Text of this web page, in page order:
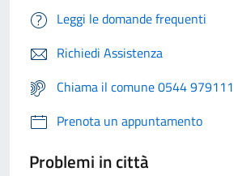
Leggi le domande frequenti
Richiedi Assistenza
Chiama il comune 0544 979111
Prenota un appuntamento
Problemi in città